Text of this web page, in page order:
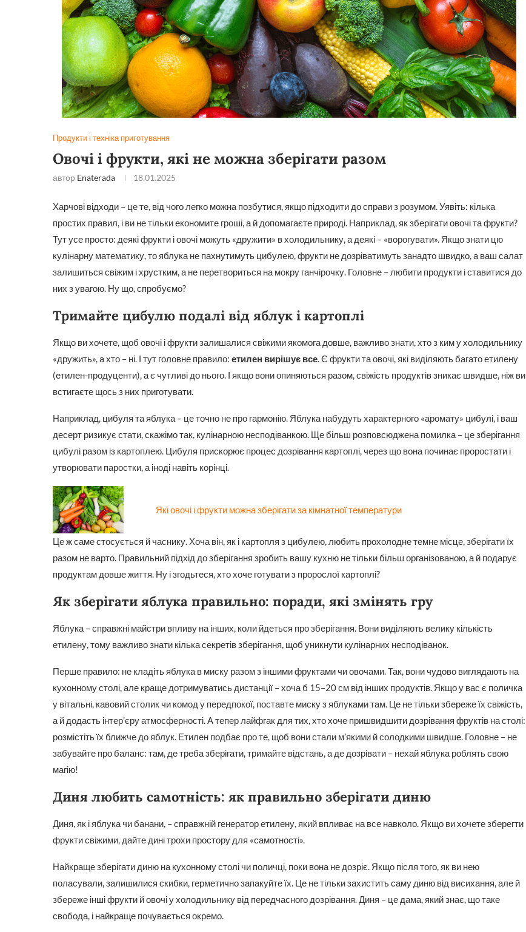
Продукти і техніка приготування
Овочі і фрукти, які не можна зберігати разом
автор Enaterada 18.01.2025
Харчові відходи – це те, від чого легко можна позбутися, якщо підходити до справи з розумом. Уявіть: кілька
простих правил, і ви не тільки економите гроші, а й допомагаєте природі. Наприклад, як зберігати овочі та фрукти?
Тут усе просто: деякі фрукти і овочі можуть «дружити» в холодильнику, а деякі – «ворогувати». Якщо знати цю
кулінарну математику, то яблука не пахнутимуть цибулею, фрукти не дозріватимуть занадто швидко, а ваш салат
залишиться свіжим і хрустким, а не перетвориться на мокру ганчірочку. Головне – любити продукти і ставитися до
них з увагою. Ну що, спробуємо?
Тримайте цибулю подалі від яблук і картоплі
Якщо ви хочете, щоб овочі і фрукти залишалися свіжими якомога довше, важливо знати, хто з ким у холодильнику
«дружить», а хто – ні. І тут головне правило: етилен вирішує все. Є фрукти та овочі, які виділяють багато етилену
(етилен-продуценти), а є чутливі до нього. І якщо вони опиняються разом, свіжість продуктів зникає швидше, ніж ви
встигаєте щось з них приготувати.
Наприклад, цибуля та яблука – це точно не про гармонію. Яблука набудуть характерного «аромату» цибулі, і ваш
десерт ризикує стати, скажімо так, кулінарною несподіванкою. Ще більш розповсюджена помилка – це зберігання
цибулі разом із картоплею. Цибуля прискорює процес дозрівання картоплі, через що вона починає проростати і
утворювати паростки, а іноді навіть корінці.
Які овочі і фрукти можна зберігати за кімнатної температури
Це ж саме стосується й часнику. Хоча він, як і картопля з цибулею, любить прохолодне темне місце, зберігати їх
разом не варто. Правильний підхід до зберігання зробить вашу кухню не тільки більш організованою, а й подарує
продуктам довше життя. Ну і згодьтеся, хто хоче готувати з пророслої картоплі?
Як зберігати яблука правильно: поради, які змінять гру
Яблука – справжні майстри впливу на інших, коли йдеться про зберігання. Вони виділяють велику кількість
етилену, тому важливо знати кілька секретів зберігання, щоб уникнути кулінарних несподіванок.
Перше правило: не кладіть яблука в миску разом з іншими фруктами чи овочами. Так, вони чудово виглядають на
кухонному столі, але краще дотримуватись дистанції – хоча б 15–20 см від інших продуктів. Якщо у вас є поличка
у вітальні, кавовий столик чи комод у передпокої, поставте миску з яблуками там. Це не тільки збереже їх свіжість,
а й додасть інтер’єру атмосферності. А тепер лайфгак для тих, хто хоче пришвидшити дозрівання фруктів на столі:
розмістіть їх ближче до яблук. Етилен подбає про те, щоб вони стали м’якими й солодкими швидше. Головне – не
забувайте про баланс: там, де треба зберігати, тримайте відстань, а де дозрівати – нехай яблука роблять свою
магію!
Диня любить самотність: як правильно зберігати диню
Диня, як і яблука чи банани, – справжній генератор етилену, який впливає на все навколо. Якщо ви хочете зберегти
фрукти свіжими, дайте дині трохи простору для «самотності».
Найкраще зберігати диню на кухонному столі чи поличці, поки вона не дозріє. Якщо після того, як ви нею
поласували, залишилися скибки, герметично запакуйте їх. Це не тільки захистить саму диню від висихання, але й
збереже інші фрукти й овочі у холодильнику від передчасного дозрівання. Диня – це дама, який знає, що таке
свобода, і найкраще почувається окремо.